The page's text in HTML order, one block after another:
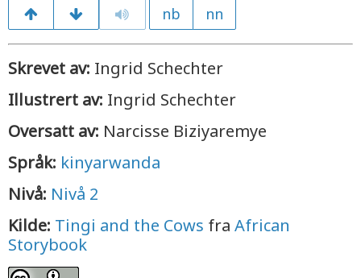
nb nn
Skrevet av: Ingrid Schechter
Illustrert av: Ingrid Schechter
Oversatt av: Narcisse Biziyaremye
Språk: kinyarwanda
Nivå: Nivå 2
Kilde: Tingi and the Cows fra African
Storybook